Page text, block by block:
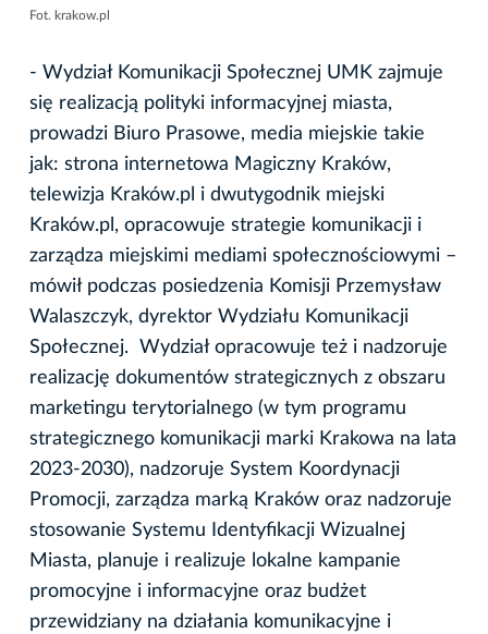
Fot. krakow.pl
- Wydział Komunikacji Społecznej UMK zajmuje
się realizacją polityki informacyjnej miasta,
prowadzi Biuro Prasowe, media miejskie takie
jak: strona internetowa Magiczny Kraków,
telewizja Kraków.pl i dwutygodnik miejski
Kraków.pl, opracowuje strategie komunikacji i
zarządza miejskimi mediami społecznościowymi –
mówił podczas posiedzenia Komisji Przemysław
Walaszczyk, dyrektor Wydziału Komunikacji
Społecznej. Wydział opracowuje też i nadzoruje
realizację dokumentów strategicznych z obszaru
marketingu terytorialnego (w tym programu
strategicznego komunikacji marki Krakowa na lata
2023-2030), nadzoruje System Koordynacji
Promocji, zarządza marką Kraków oraz nadzoruje
stosowanie Systemu Identyfikacji Wizualnej
Miasta, planuje i realizuje lokalne kampanie
promocyjne i informacyjne oraz budżet
przewidziany na działania komunikacyjne i